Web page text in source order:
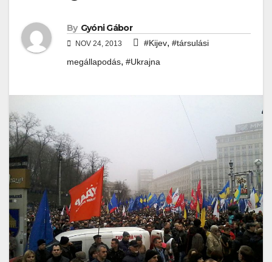
By Gyóni Gábor
NOV 24, 2013 #Kijev, #társulási
megállapodás, #Ukrajna